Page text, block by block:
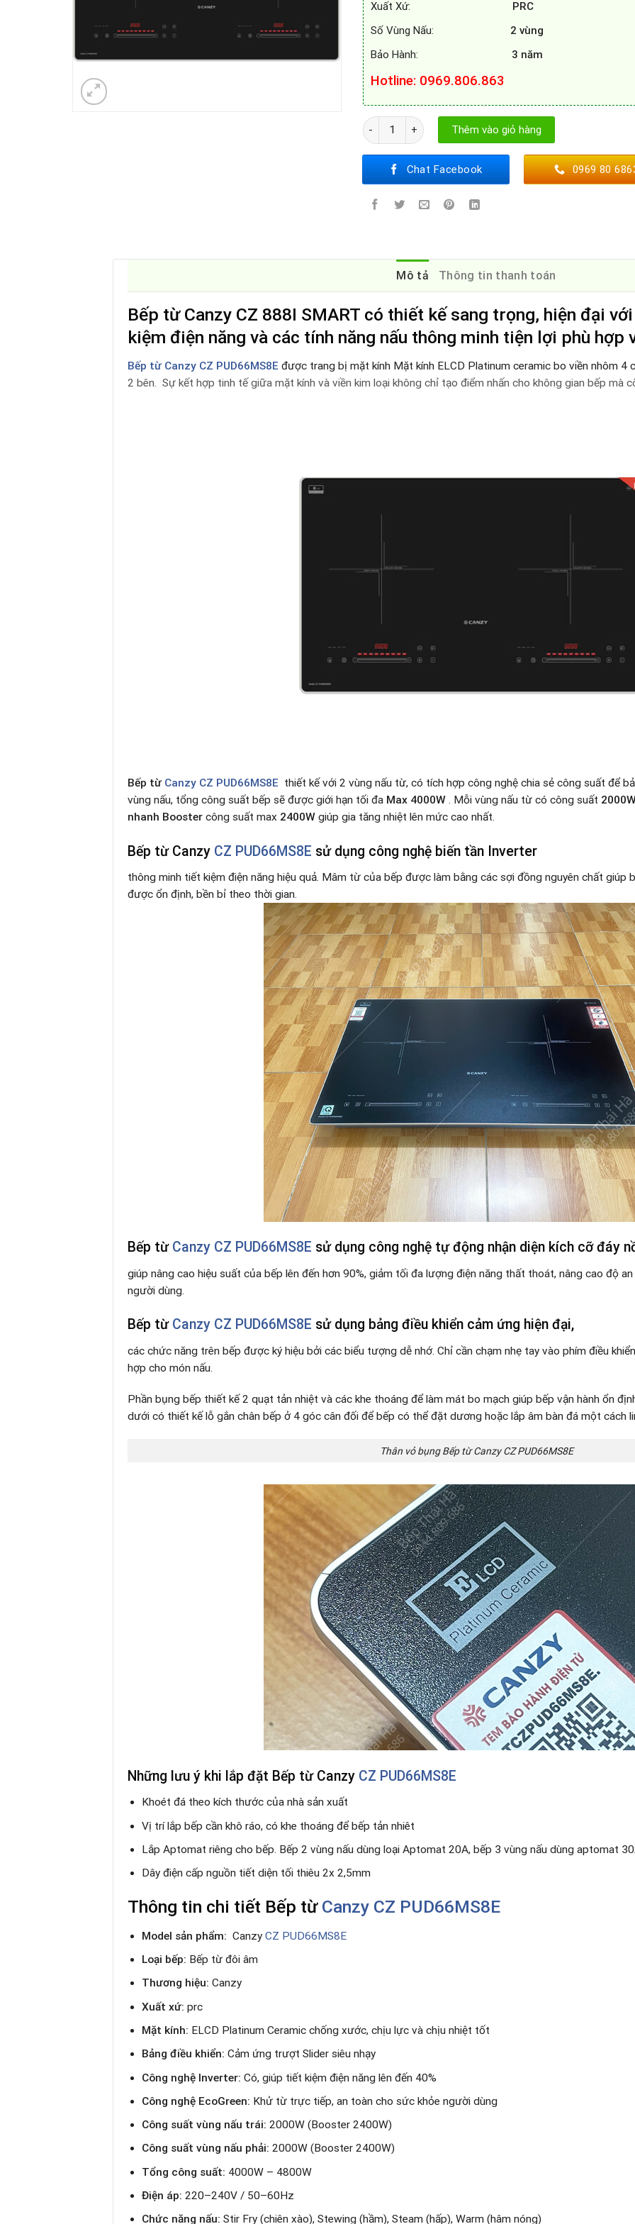
Xuất Xứ:
PRC
Số Vùng Nấu: 2 vùng
Bảo Hành: 3 năm
Hotline: 0969.806.863
Bếp từ Canzy CZ PUD66MS8E số lượng
Thêm vào giỏ hàng
Chat Facebook 0969 80
Mô tả Thông tin thanh toán
Bếp từ Canzy CZ 888I SMART có thiết kế sang trọng, hiện đại
kiệm điện năng và các tính năng nấu thông minh tiện lợi phù hợp
Bếp từ Canzy CZ PUD66MS8E được trang bị mặt kính Mặt kính ELCD Platinum ceramic bo viền nhôm 4
2 bên. Sự kết hợp tinh tế giữa mặt kính và viền kim loại không chỉ tạo điểm nhấn cho không gian bếp mà
Bếp từ Canzy CZ PUD66MS8E thiết kế với 2 vùng nấu từ, có tích hợp công nghệ chia sẻ công suất để
vùng nấu, tổng công suất bếp sẽ được giới hạn tối đa Max 4000W . Mỗi vùng nấu từ có công suất
nhanh Booster công suất max 2400W giúp gia tăng nhiệt lên mức cao nhất.
Bếp từ Canzy CZ PUD66MS8E sử dụng công nghệ biến tần Inverter
thông minh tiết kiệm điện năng hiệu quả. Mâm từ của bếp được làm bằng các sợi đồng nguyên chất giúp
được ổn định, bền bỉ theo thời gian.
Bếp từ Canzy CZ PUD66MS8E sử dụng công nghệ tự động nhận diện kích cỡ đáy
giúp nâng cao hiệu suất của bếp lên đến hơn 90%, giảm tối đa lượng điện năng thất thoát, nâng cao độ
người dùng.
Bếp từ Canzy CZ PUD66MS8E sử dụng bảng điều khiển cảm ứng hiện đại,
các chức năng trên bếp được ký hiệu bởi các biểu tượng dễ nhớ. Chỉ cần chạm nhẹ tay vào phím điều
hợp cho món nấu.
Phần bụng bếp thiết kế 2 quạt tản nhiệt và các khe thoáng để làm mát bo mạch giúp bếp vận hành ổn
dưới có thiết kế lỗ gắn chân bếp ở 4 góc cân đối để bếp có thể đặt dương hoặc lắp âm bàn đá một cách
Thân vỏ bụng Bếp từ Canzy CZ PUD66MS8E
Những lưu ý khi lắp đặt Bếp từ Canzy CZ PUD66MS8E
Khoét đá theo kích thước của nhà sản xuất
Vị trí lắp bếp cần khô ráo, có khe thoáng để bếp tản nhiêt
Lắp Aptomat riêng cho bếp. Bếp 2 vùng nấu dùng loại Aptomat 20A, bếp 3 vùng nấu dùng aptomat
Dây điện cấp nguồn tiết diện tối thiêu 2x 2,5mm
Thông tin chi tiết Bếp từ Canzy CZ PUD66MS8E
Model sản phẩm: CanzyCZ PUD66MS8E
Loại bếp: Bếp từ đôi âm
Thương hiệu: Canzy
Xuất xứ: prc
Mặt kính: ELCD Platinum Ceramic chống xước, chịu lực và chịu nhiệt tốt
Bảng điều khiển: Cảm ứng trượt Slider siêu nhạy
Công nghệ Inverter: Có, giúp tiết kiệm điện năng lên đến 40%
Công nghệ EcoGreen: Khử từ trực tiếp, an toàn cho sức khỏe người dùng
Công suất vùng nấu trái: 2000W (Booster 2400W)
Công suất vùng nấu phải: 2000W (Booster 2400W)
Tổng công suất: 4000W – 4800W
Điện áp: 220–240V / 50–60Hz
Chức năng nấu: Stir Fry (chiên xào), Stewing (hầm), Steam (hấp), Warm (hâm nóng)